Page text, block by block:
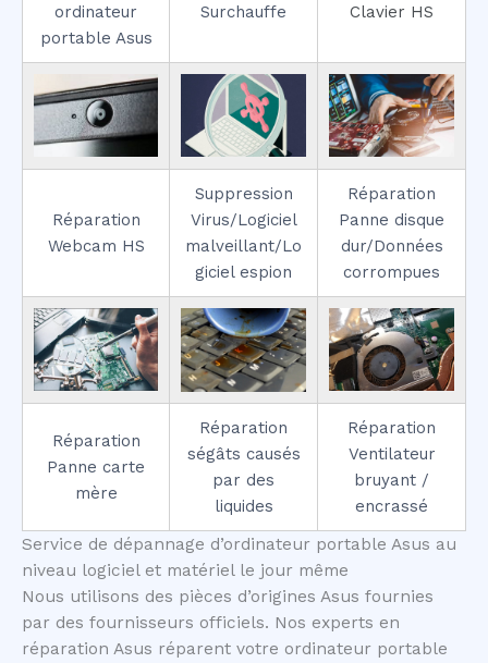
ordinateur
portable Asus
Surchauffe
Clavier HS
Réparation
Webcam HS
Suppression
Virus/Logiciel
malveillant/Lo
giciel espion
Réparation
Panne disque
dur/Données
corrompues
Réparation
Panne carte
mère
Réparation
ségâts causés
par des
liquides
Réparation
Ventilateur
bruyant /
encrassé
Service de dépannage d’ordinateur portable Asus au
niveau logiciel et matériel le jour même
Nous utilisons des pièces d’origines Asus fournies
par des fournisseurs officiels. Nos experts en
réparation Asus réparent votre ordinateur portable